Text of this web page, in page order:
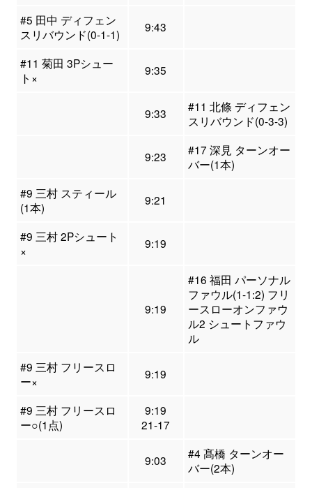
#5 田中 ディフェン
スリバウンド(0-1-1)
9:43
#11 菊田 3Pシュー
ト×
9:35
9:33
#11 北條 ディフェン
スリバウンド(0-3-3)
9:23
#17 深見 ターンオー
バー(1本)
#9 三村 スティール
(1本)
9:21
#9 三村 2Pシュート
×
9:19
9:19
#16 福田 パーソナル
ファウル(1-1:2) フリ
ースローオンファウ
ル2 シュートファウ
ル
#9 三村 フリースロ
ー×
9:19
#9 三村 フリースロ
ー○(1点)
9:19
21-17
9:03
#4 髙橋 ターンオー
バー(2本)